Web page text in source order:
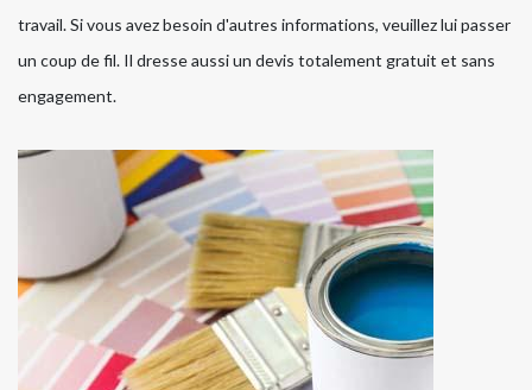
travail. Si vous avez besoin d'autres informations, veuillez lui passer
un coup de fil. Il dresse aussi un devis totalement gratuit et sans
engagement.